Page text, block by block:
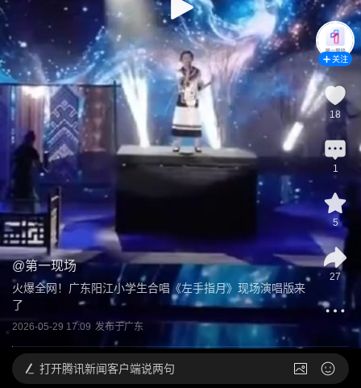
@第一现场
火爆全网！广东阳江小学生合唱《左手指月》现场演唱版来
了
2026-05-29 17:09 发布于广东
关注
18
1
5
27
打开腾讯新闻客户端说两句